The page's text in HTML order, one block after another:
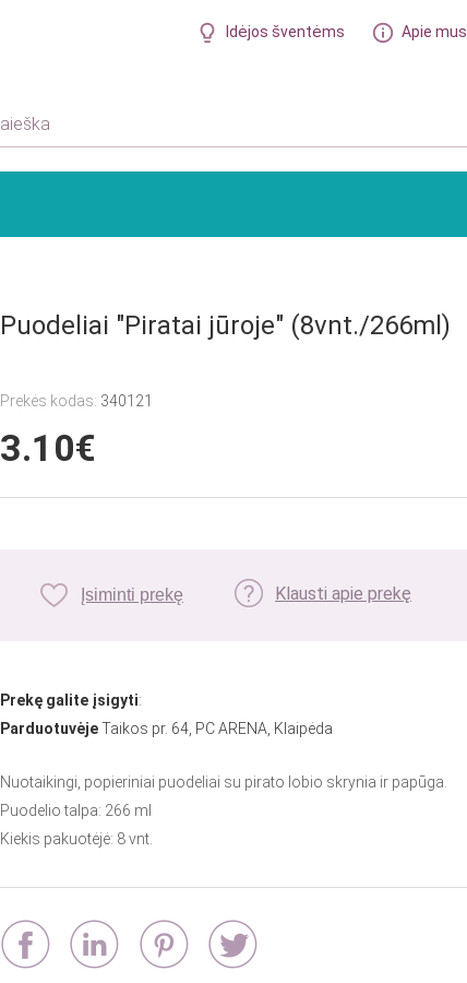
Idėjos šventėms Apie mus
Puodeliai "Piratai jūroje" (8vnt./266ml)
Prekės kodas: 340121
3.10€
Įsiminti prekę Klausti apie prekę
Prekę galite įsigyti:
ParduotuvėjeTaikos pr. 64, PC ARENA, Klaipėda
Nuotaikingi, popieriniai puodeliai su pirato lobio skrynia ir papūga.
Puodelio talpa: 266 ml
Kiekis pakuotėjė: 8 vnt.